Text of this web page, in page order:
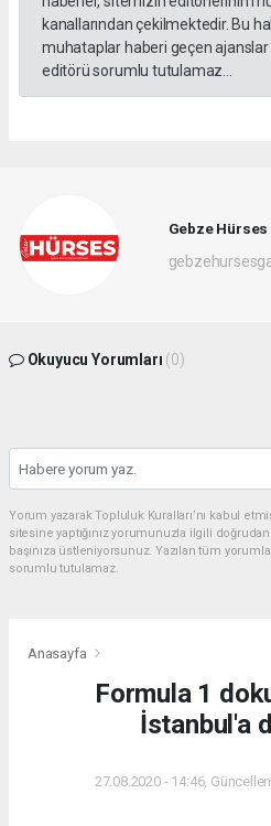
kanallarından çekilmektedir. Bu
muhataplar haberi geçen
editörü sorumlu tutulamaz...
Gebze
Okuyucu Yorumları (0)
Yorum yazarak Topluluk Kuralları’nı kabul
sitesine yaptığınız yorumunuzla ilgili
başınıza üstleniyorsunuz. Yazılan tüm
sorumlu tutulamaz.
Anasayfa
Formula 1
İstanbul'a
27.08.2020 - 14:46,